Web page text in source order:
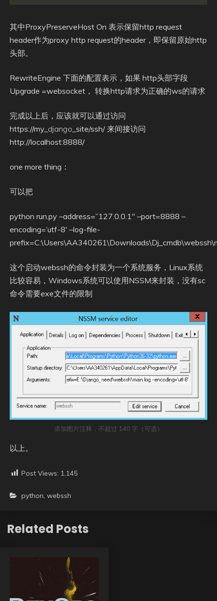
其中ProxyPreserveHost On 表示保留http request
header作为proxy http request的header，即保留原始http
头部。
RewriteEngine 下面的配置表示，如果 http头部字段
Upgrade =websocket， 转换http请求为正确的ws的请求
完成以上后，应该就可以通过访问
https://my_ django _site/ssh/ 来间接访问
http://localhost:8888/
one more thing：
可以把
python run.py –address=”127.0.0.1″ –port=8888 –
encoding=’utf-8′ –log-file-
这个启动webssh的命令封装为一个系统服务，Linux系统
比较容易，Windows系统可以使用NSSM来封装，没有sc
命令需要exe文件的限制
添加图片注释，不超过 140 字（可选）
以上。
Post Views: 1,145
python, webssh
Related Posts